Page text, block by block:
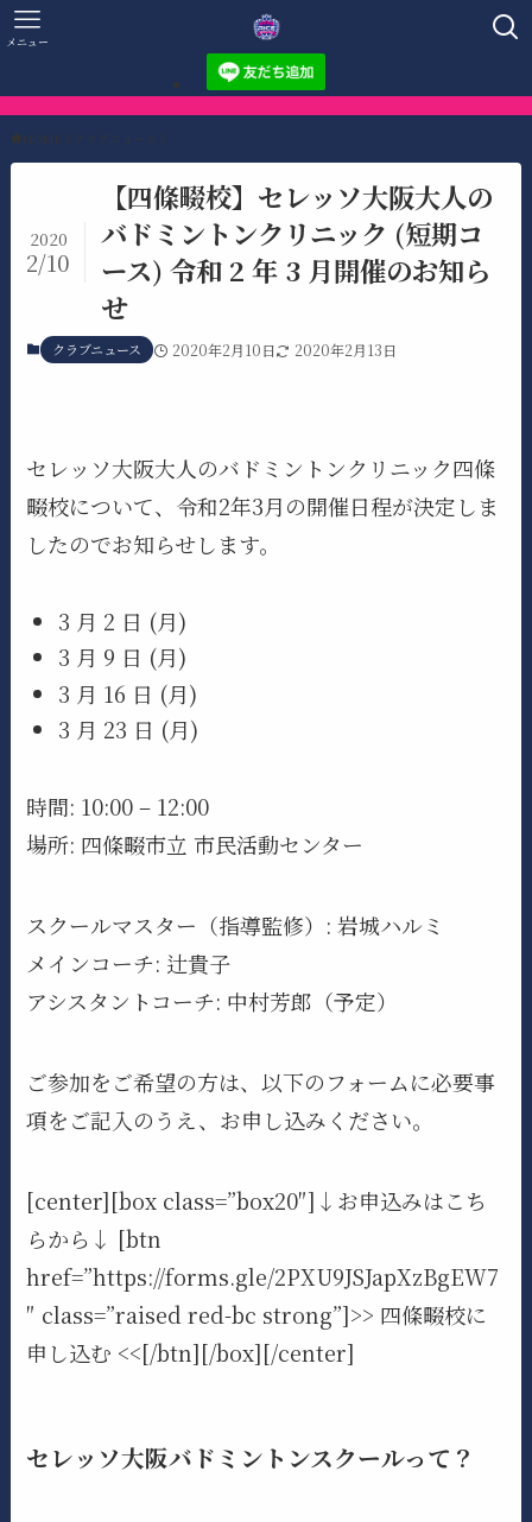
メニュー
HOME クラブニュース
【四條畷校】セレッソ大阪大人の
バドミントンクリニック (短期コ
ース) 令和 2 年 3 月開催のお知ら
せ
2020
2/10
クラブニュース 2020年2月10日 2020年2月13日
セレッソ大阪大人のバドミントンクリニック四條
畷校について、令和2年3月の開催日程が決定しま
したのでお知らせします。
3 月 2 日 (月)
3 月 9 日 (月)
3 月 16 日 (月)
3 月 23 日 (月)
時間: 10:00 – 12:00
場所: 四條畷市立 市民活動センター
スクールマスター（指導監修）: 岩城ハルミ
メインコーチ: 辻貴子
アシスタントコーチ: 中村芳郎（予定）
ご参加をご希望の方は、以下のフォームに必要事
項をご記入のうえ、お申し込みください。
[center][box class=”box20″]↓お申込みはこち
らから↓ [btn
href=”https://forms.gle/2PXU9JSJapXzBgEW7
″ class=”raised red-bc strong”]>> 四條畷校に
申し込む <<[/btn][/box][/center]
セレッソ大阪バドミントンスクールって？